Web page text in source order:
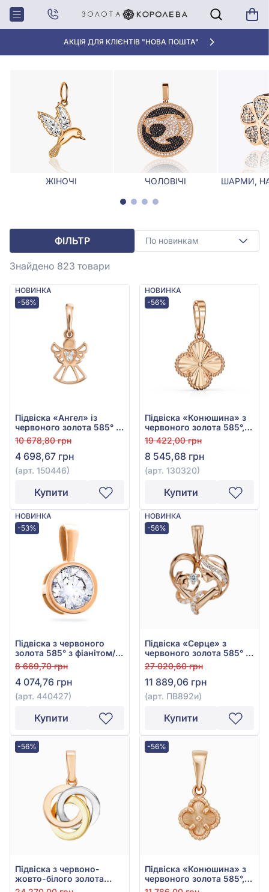
АКЦІЯ ДЛЯ КЛІЄНТІВ "НОВА ПОШТА"
Головна Кулони, Підвіски Кулони та підвіски для дочки
КУЛОНИ ТА ПІДВІСКИ ДЛЯ ДОЧКИ
ЖІНОЧІ ЧОЛОВІЧІ ШАРМИ,
ФІЛЬТР По новинкам
Знайдено 823 товари
НОВИНКА
-56%
Підвіска «Ангел» із
червоного золота 585° з
фіанітом, арт. 150446
10 678,80 грн
4 698,67 грн
(арт. 150446)
Купити
НОВИНКА
-56%
Підвіска «Конюшина» з
червоного золота 585°,
без вставки, арт. 130320
19 422,00 грн
8 545,68 грн
(арт. 130320)
Купити
НОВИНКА
-53%
Підвіска з червоного
золота 585° з фіанітом/
куб.цирконієм, арт.
440427
8 669,70 грн
4 074,76 грн
(арт. 440427)
Купити
НОВИНКА
-56%
Підвіска «Серце» з
червоного золота 585° з
фіанітом/куб.цирконієм,
арт. ПВ892и
27 020,60 грн
11 889,06 грн
(арт. ПВ892и)
Купити
-56%
Підвіска з червоно-
жовто-білого золота
585° без вставки, арт.
-56%
Підвіска «Конюшина» з
червоного золота 585°,
без вставки, арт. 130315